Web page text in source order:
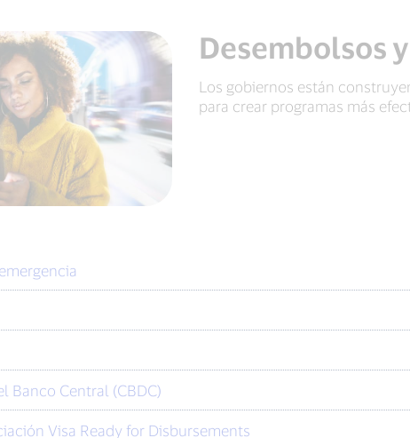
Desembolsos
Los gobiernos están
para crear programas más
Banco Central (CBDC)
Visa Ready for Disbursements